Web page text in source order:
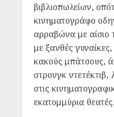
βιβλιοπωλείων,
κινηματογράφο
αρραβώνα με αίσιο
με ξανθές
κακούς μπάτσους,
στρονγκ
στις
εκατομμύρια θεατές.